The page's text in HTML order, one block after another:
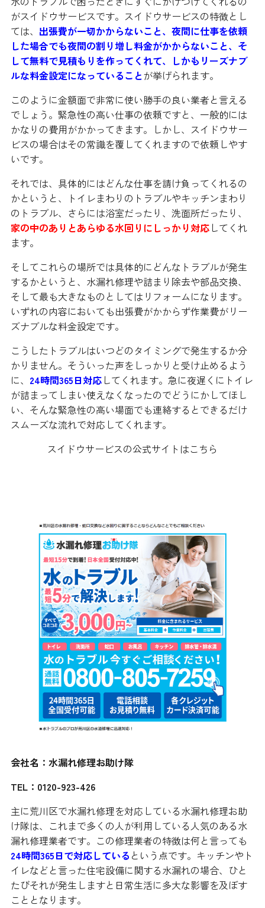
がスイドウサービスです。スイドウサービスの特徴とし
ては、 出張費が一切かからないこと、夜間に仕事を依頼
した場合でも夜間の割り増し料金がかからないこと、そ
して無料で見積もりを作ってくれて、しかもリーズナブ
ルな料金設定になっていることが挙げられます。
このように金額面で非常に使い勝手の良い業者と言える
でしょう。緊急性の高い仕事の依頼ですと、一般的には
かなりの費用がかかってきます。しかし、スイドウサー
ビスの場合はその常識を覆してくれますので依頼しやす
いです。
それでは、具体的にはどんな仕事を請け負ってくれるの
かというと、トイレまわりのトラブルやキッチンまわり
のトラブル、さらには浴室だったり、洗面所だったり、
家の中のありとあらゆる水回りにしっかり対応してくれ
ます。
そしてこれらの場所では具体的にどんなトラブルが発生
するかというと、水漏れ修理や詰まり除去や部品交換、
そして最も大きなものとしてはリフォームになります。
いずれの内容においても出張費がかからず作業費がリー
ズナブルな料金設定です。
こうしたトラブルはいつどのタイミングで発生するか分
かりません。そういった声をしっかりと受け止めるよう
に、 24時間365日対応してくれます。急に夜遅くにトイレ
が詰まってしまい使えなくなったのでどうにかしてほし
い、そんな緊急性の高い場面でも連絡するとできるだけ
スムーズな流れで対応してくれます。
スイドウサービスの公式サイトはこちら
会社名：水漏れ修理お助け隊
TEL：0120-923-426
主に荒川区で水漏れ修理を対応している水漏れ修理お助
け隊は、これまで多くの人が利用している人気のある水
漏れ修理業者です。この修理業者の特徴は何と言っても
24時間365日で対応している という点です。キッチンやト
イレなどと言った住宅設備に関する水漏れの場合、ひと
たびそれが発生しますと日常生活に多大な影響を及ぼす
こととなります。